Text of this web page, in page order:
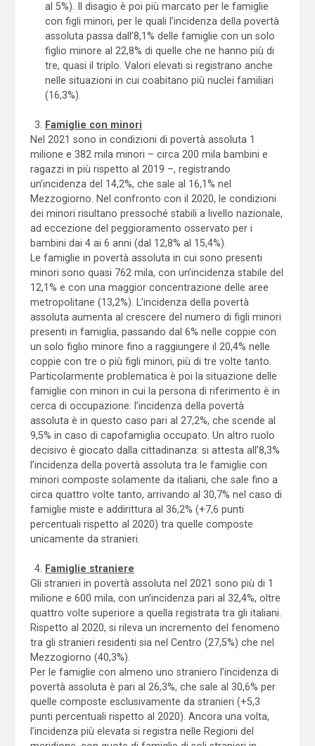
al 5%). Il disagio è poi più marcato per le famiglie
con figli minori, per le quali l’incidenza della povertà
assoluta passa dall’8,1% delle famiglie con un solo
figlio minore al 22,8% di quelle che ne hanno più di
tre, quasi il triplo. Valori elevati si registrano anche
nelle situazioni in cui coabitano più nuclei familiari
(16,3%).
Famiglie con minori
Nel 2021 sono in condizioni di povertà assoluta 1
milione e 382 mila minori – circa 200 mila bambini e
ragazzi in più rispetto al 2019 –, registrando
un’incidenza del 14,2%, che sale al 16,1% nel
Mezzogiorno. Nel confronto con il 2020, le condizioni
dei minori risultano pressoché stabili a livello nazionale,
ad eccezione del peggioramento osservato per i
bambini dai 4 ai 6 anni (dal 12,8% al 15,4%).
Le famiglie in povertà assoluta in cui sono presenti
minori sono quasi 762 mila, con un’incidenza stabile del
12,1% e con una maggior concentrazione delle aree
metropolitane (13,2%). L’incidenza della povertà
assoluta aumenta al crescere del numero di figli minori
presenti in famiglia, passando dal 6% nelle coppie con
un solo figlio minore fino a raggiungere il 20,4% nelle
coppie con tre o più figli minori, più di tre volte tanto.
Particolarmente problematica è poi la situazione delle
famiglie con minori in cui la persona di riferimento è in
cerca di occupazione: l’incidenza della povertà
assoluta è in questo caso pari al 27,2%, che scende al
9,5% in caso di capofamiglia occupato. Un altro ruolo
decisivo è giocato dalla cittadinanza: si attesta all’8,3%
l’incidenza della povertà assoluta tra le famiglie con
minori composte solamente da italiani, che sale fino a
circa quattro volte tanto, arrivando al 30,7% nel caso di
famiglie miste e addirittura al 36,2% (+7,6 punti
percentuali rispetto al 2020) tra quelle composte
unicamente da stranieri.
Famiglie straniere
Gli stranieri in povertà assoluta nel 2021 sono più di 1
milione e 600 mila, con un’incidenza pari al 32,4%, oltre
quattro volte superiore a quella registrata tra gli italiani.
Rispetto al 2020, si rileva un incremento del fenomeno
tra gli stranieri residenti sia nel Centro (27,5%) che nel
Mezzogiorno (40,3%).
Per le famiglie con almeno uno straniero l’incidenza di
povertà assoluta è pari al 26,3%, che sale al 30,6% per
quelle composte esclusivamente da stranieri (+5,3
punti percentuali rispetto al 2020). Ancora una volta,
l’incidenza più elevata si registra nelle Regioni del